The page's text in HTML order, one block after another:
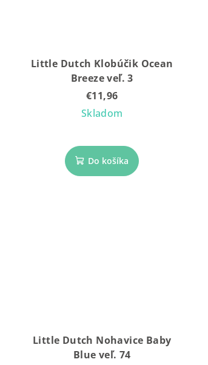
Little Dutch Klobúčik Ocean
Breeze veľ. 3
€11,96
Skladom
Do košíka
Little Dutch Nohavice Baby
Blue veľ. 74